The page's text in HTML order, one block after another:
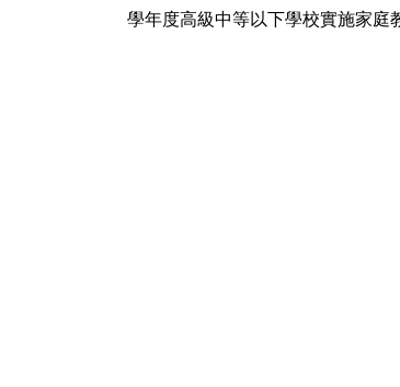
學年度高級中等以下學校實施家庭